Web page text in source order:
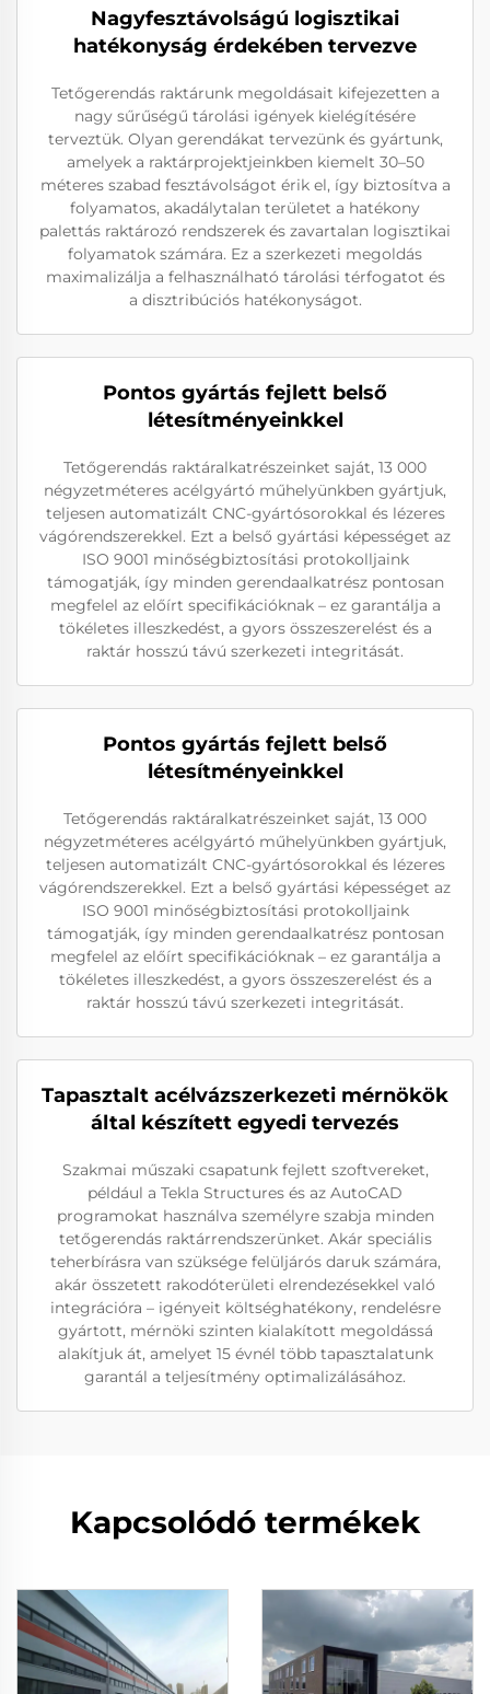
Nagyfesztávolságú logisztikai
hatékonyság érdekében tervezve
Tetőgerendás raktárunk megoldásait kifejezetten a
nagy sűrűségű tárolási igények kielégítésére
terveztük. Olyan gerendákat tervezünk és gyártunk,
amelyek a raktárprojektjeinkben kiemelt 30–50
méteres szabad fesztávolságot érik el, így biztosítva a
folyamatos, akadálytalan területet a hatékony
palettás raktározó rendszerek és zavartalan logisztikai
folyamatok számára. Ez a szerkezeti megoldás
maximalizálja a felhasználható tárolási térfogatot és
a disztribúciós hatékonyságot.
Pontos gyártás fejlett belső
létesítményeinkkel
Tetőgerendás raktáralkatrészeinket saját, 13 000
négyzetméteres acélgyártó műhelyünkben gyártjuk,
teljesen automatizált CNC-gyártósorokkal és lézeres
vágórendszerekkel. Ezt a belső gyártási képességet az
ISO 9001 minőségbiztosítási protokolljaink
támogatják, így minden gerendaalkatrész pontosan
megfelel az előírt specifikációknak – ez garantálja a
tökéletes illeszkedést, a gyors összeszerelést és a
raktár hosszú távú szerkezeti integritását.
Pontos gyártás fejlett belső
létesítményeinkkel
Tetőgerendás raktáralkatrészeinket saját, 13 000
négyzetméteres acélgyártó műhelyünkben gyártjuk,
teljesen automatizált CNC-gyártósorokkal és lézeres
vágórendszerekkel. Ezt a belső gyártási képességet az
ISO 9001 minőségbiztosítási protokolljaink
támogatják, így minden gerendaalkatrész pontosan
megfelel az előírt specifikációknak – ez garantálja a
tökéletes illeszkedést, a gyors összeszerelést és a
raktár hosszú távú szerkezeti integritását.
Tapasztalt acélvázszerkezeti mérnökök
által készített egyedi tervezés
Szakmai műszaki csapatunk fejlett szoftvereket,
például a Tekla Structures és az AutoCAD
programokat használva személyre szabja minden
tetőgerendás raktárrendszerünket. Akár speciális
teherbírásra van szüksége felüljárós daruk számára,
akár összetett rakodóterületi elrendezésekkel való
integrációra – igényeit költséghatékony, rendelésre
gyártott, mérnöki szinten kialakított megoldássá
alakítjuk át, amelyet 15 évnél több tapasztalatunk
garantál a teljesítmény optimalizálásához.
Kapcsolódó termékek